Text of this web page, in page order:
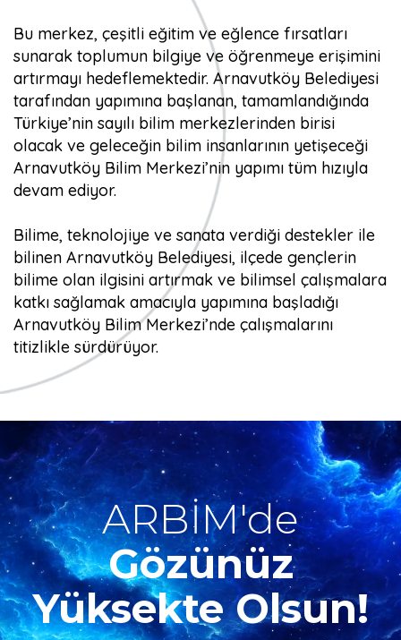
Bu merkez, çeşitli eğitim ve eğlence fırsatları
sunarak toplumun bilgiye ve öğrenmeye erişimini
artırmayı hedeflemektedir. Arnavutköy Belediyesi
tarafından yapımına başlanan, tamamlandığında
Türkiye’nin sayılı bilim merkezlerinden birisi
olacak ve geleceğin bilim insanlarının yetişeceği
Arnavutköy Bilim Merkezi’nin yapımı tüm hızıyla
devam ediyor.
Bilime, teknolojiye ve sanata verdiği destekler ile
bilinen Arnavutköy Belediyesi, ilçede gençlerin
bilime olan ilgisini artırmak ve bilimsel çalışmalara
katkı sağlamak amacıyla yapımına başladığı
Arnavutköy Bilim Merkezi’nde çalışmalarını
titizlikle sürdürüyor.
ARBİM'de
Gözünüz
Yüksekte Olsun!